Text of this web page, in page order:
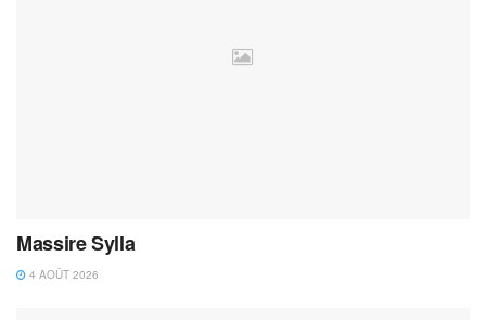
Massire Sylla
4 AOÛT 2026